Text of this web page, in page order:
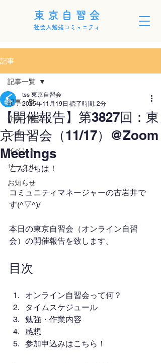
東京自習会
社会人勉強コミュニティ
記事
記事一覧
企画・制度
レポート
イベント
サークル
お知らせ
記事一覧
【開催報告】第3827回：東
京自習会（11/17）@Zoom
Meetings
tss 東京自習会
2025年11月19日 読了時間: 2分
こんにちは！
コミュニティマネージャーの古岩井で
す(^▽^)/
本日の東京自習会（オンライン自習
会）の開催報告を致します。
目次
オンライン自習会って何？
タイムスケジュール
勉強・作業内容
感想
参加申込みはこちら！